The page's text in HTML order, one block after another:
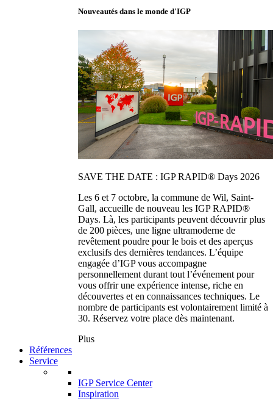
Nouveautés dans le monde d'IGP
SAVE THE DATE : IGP RAPID® Days 2026
Les 6 et 7 octobre, la commune de Wil, Saint-
Gall, accueille de nouveau les IGP RAPID®
Days. Là, les participants peuvent découvrir plus
de 200 pièces, une ligne ultramoderne de
revêtement poudre pour le bois et des aperçus
exclusifs des dernières tendances. L’équipe
engagée d’IGP vous accompagne
personnellement durant tout l’événement pour
vous offrir une expérience intense, riche en
découvertes et en connaissances techniques. Le
nombre de participants est volontairement limité à
30. Réservez votre place dès maintenant.
Plus
Références
Service
IGP Service Center
Inspiration